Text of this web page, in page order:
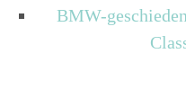
BMW-